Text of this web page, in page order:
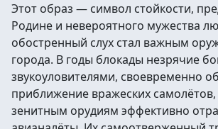
Этот образ — символ стойкости,
Родине и невероятного мужества
обостренный слух стал важным
города. В годы блокады незрячие
звукоуловителями, своевременно
приближение вражеских
зенитным орудиям эффективно